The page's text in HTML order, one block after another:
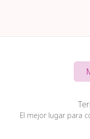
El mejor lugar para